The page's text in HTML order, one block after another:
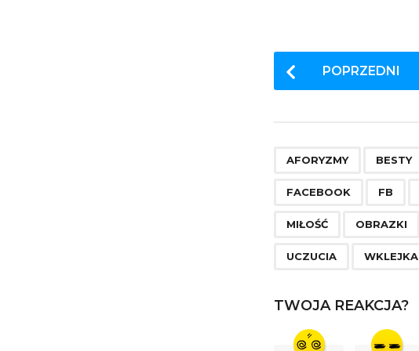
P
o
P
a
g
n
t
POPRZEDNI
AFORYZMY BESTY
FACEBOOK FB
MIŁOŚĆ OBRAZKI
UCZUCIA WKLEJKA
TWOJA REAKCJA?